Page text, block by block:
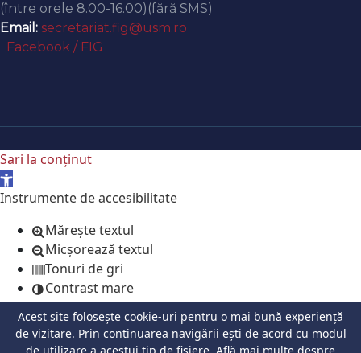
(între orele 8.00-16.00)(fără SMS)
Email: secretariat.fig@usm.ro
Facebook / FIG
Sari la conținut
Deschide bara de unelte
Instrumente de accesibilitate
Mărește textul
Micșorează textul
Tonuri de gri
Contrast mare
Contrast negativ
Fundal luminos
Legături subliniate
Acest site folosește cookie-uri pentru o mai bună experiență
de vizitare. Prin continuarea navigării ești de acord cu modul